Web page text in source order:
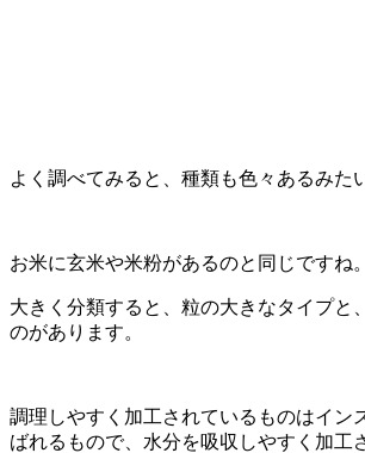
よく調べてみると、種類も色々あるみた
お米に玄米や米粉があるのと同じですね。
大きく分類すると、粒の大きなタイプと
のがあります。
調理しやすく加工されているものはイン
ばれるもので、水分を吸収しやすく加工